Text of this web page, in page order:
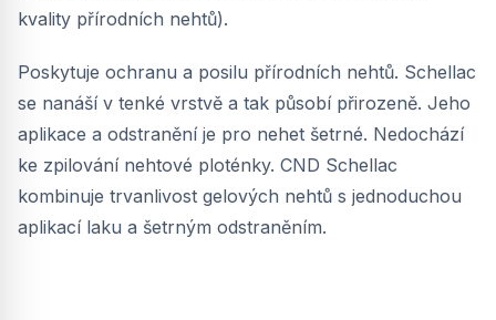
kvality přírodních nehtů).
Poskytuje ochranu a posilu přírodních nehtů. Schellac
se nanáší v tenké vrstvě a tak působí přirozeně. Jeho
aplikace a odstranění je pro nehet šetrné. Nedochází
ke zpilování nehtové ploténky. CND Schellac
kombinuje trvanlivost gelových nehtů s jednoduchou
aplikací laku a šetrným odstraněním.